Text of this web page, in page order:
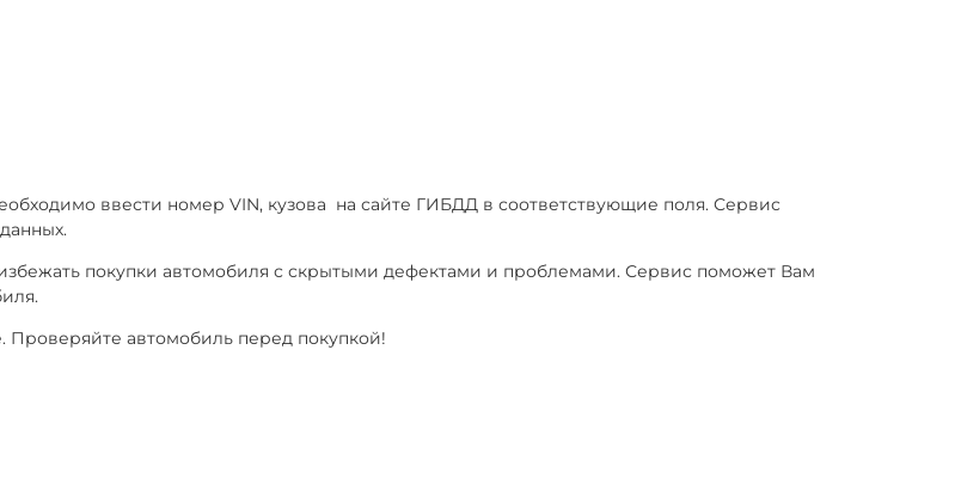
ввести номер VIN, кузова на сайте ГИБДД в соответствующие поля. Сервис
покупки автомобиля с скрытыми дефектами и проблемами. Сервис поможет Вам
Проверяйте автомобиль перед покупкой!